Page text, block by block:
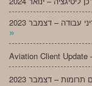
– דצמבר 2023
»
Aviation Client Update